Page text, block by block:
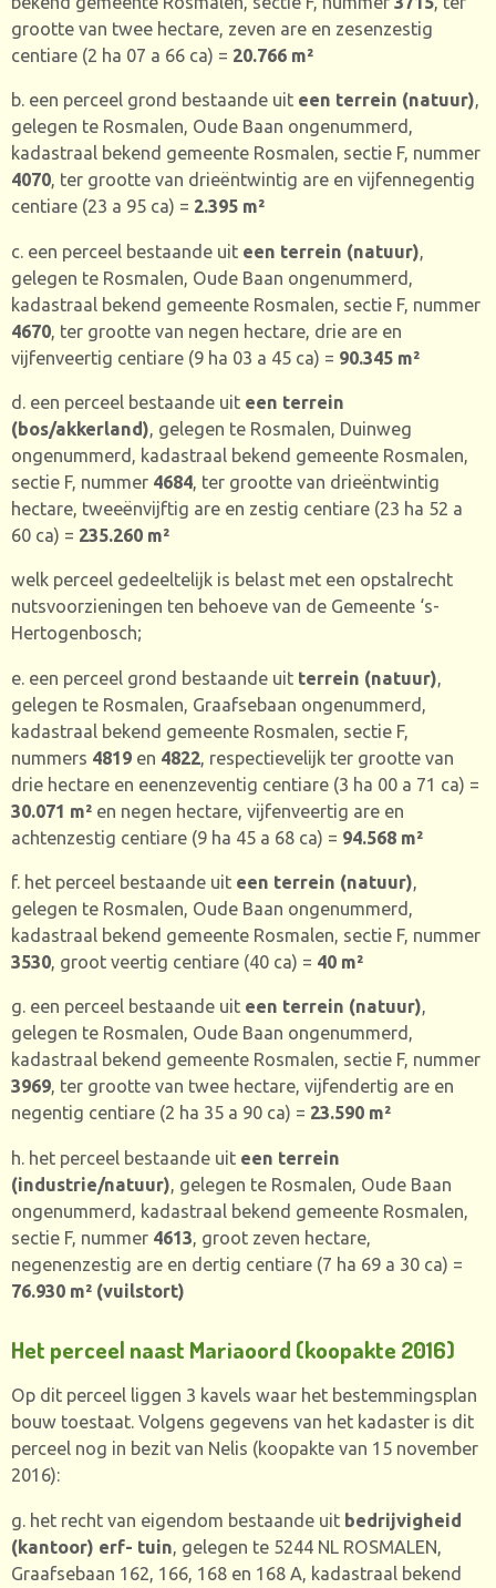
grootte van twee hectare, zeven are en zesenzestig
centiare (2 ha 07 a 66 ca) = 20.766 m²
b. een perceel grond bestaande uit een terrein (natuur),
gelegen te Rosmalen, Oude Baan ongenummerd,
kadastraal bekend gemeente Rosmalen, sectie F, nummer
4070, ter grootte van drieëntwintig are en vijfennegentig
centiare (23 a 95 ca) = 2.395 m²
c. een perceel bestaande uit een terrein (natuur)
gelegen te Rosmalen, Oude Baan ongenummerd,
kadastraal bekend gemeente Rosmalen, sectie F, nummer
4670 ter grootte van negen hectare, drie are en
vijfenveertig centiare (9 ha 03 a 45 ca) = 90.345 m²
d. een perceel bestaande uit een terrein
(bos/akkerland), gelegen te Rosmalen, Duinweg
ongenummerd, kadastraal bekend gemeente Rosmalen,
sectie F, nummer 4684, ter grootte van drieëntwintig
hectare, tweeënvijftig are en zestig centiare (23 ha 52 a
60 ca) = 235.260 m²
welk perceel gedeeltelijk is belast met een opstalrecht
nutsvoorzieningen ten behoeve van de Gemeente ‘s-
Hertogenbosch;
e. een perceel grond bestaande uit terrein (natuur)
gelegen te Rosmalen, Graafsebaan ongenummerd,
kadastraal bekend gemeente Rosmalen, sectie F,
nummers 4819 en 4822 , respectievelijk ter grootte van
drie hectare en eenenzeventig centiare (3 ha 00 a 71 ca) =
30.071 m² en negen hectare, vijfenveertig are en
achtenzestig centiare (9 ha 45 a 68 ca) = 94.568 m²
f. het perceel bestaande uit een terrein (natuur),
gelegen te Rosmalen, Oude Baan ongenummerd,
kadastraal bekend gemeente Rosmalen, sectie F, nummer
3530, groot veertig centiare (40 ca) = 40 m²
g. een perceel bestaande uit een terrein (natuur),
gelegen te Rosmalen, Oude Baan ongenummerd,
kadastraal bekend gemeente Rosmalen, sectie F, nummer
3969, ter grootte van twee hectare, vijfendertig are en
negentig centiare (2 ha 35 a 90 ca) = 23.590 m²
h. het perceel bestaande uit een terrein
(industrie/natuur) , gelegen te Rosmalen, Oude Baan
ongenummerd, kadastraal bekend gemeente Rosmalen,
sectie F, nummer 4613 groot zeven hectare,
negenenzestig are en dertig centiare (7 ha 69 a 30 ca) =
76.930 m² (vuilstort)
Het perceel naast Mariaoord (koopakte 2016)
Op dit perceel liggen 3 kavels waar het bestemmingsplan
bouw toestaat. Volgens gegevens van het kadaster is dit
perceel nog in bezit van Nelis (koopakte van 15 november
2016):
g. het recht van eigendom bestaande uit bedrijvigheid
(kantoor) erf- tuin, gelegen te 5244 NL ROSMALEN,
Graafsebaan 162, 166, 168 en 168 A, kadastraal bekend